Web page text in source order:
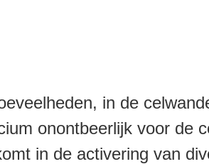
in de
onontbeerlijk voor de
in de activering van